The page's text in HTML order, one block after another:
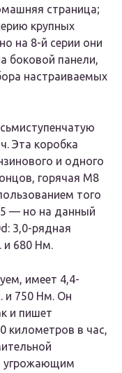
страница;
крупных
на 8-й серии они
боковой панели,
настраиваемых
Эта коробка
и одного
горячая M8
того
— но на данный
3,0-рядная
и 680 Нм.
имеет 4,4-
и 750 Нм. Он
и пишет
километров в час,
угрожающим